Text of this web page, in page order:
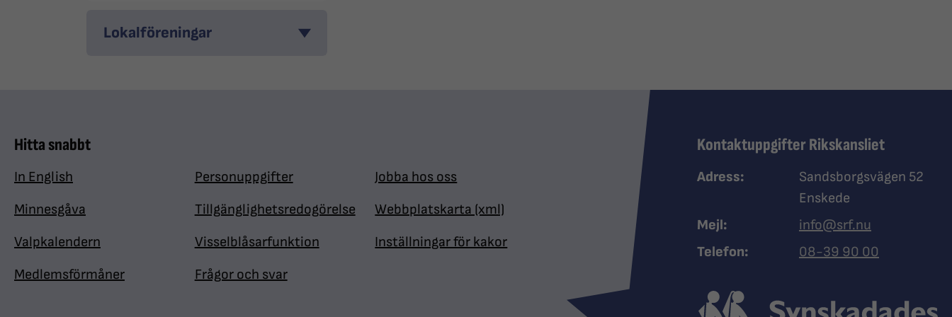
Lokalföreningar
Hitta snabbt
In English
Minnesgåva
Valpkalendern
Medlemsförmåner
Personuppgifter
Tillgänglighetsredogörelse
Visselblåsarfunktion
Frågor och svar
Jobba hos oss
Webbplatskarta (xml)
Inställningar för kakor
Kontaktuppgifter Rikskansliet
Adress:
Sandsborgsvägen 52
Enskede
Mejl:
info@srf.nu
Telefon:
Ring Synskadades
08-39 90 00